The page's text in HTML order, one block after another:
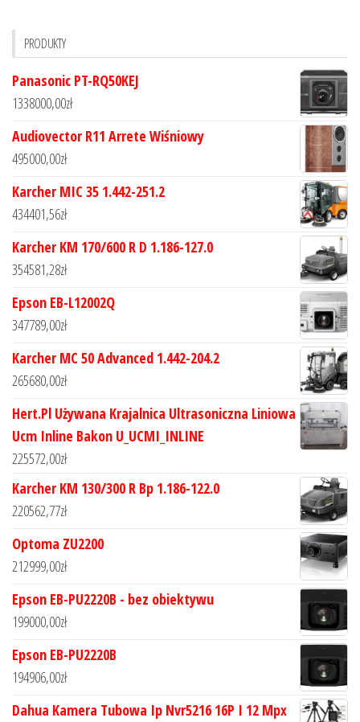
PRODUKTY
Panasonic PT-RQ50KEJ
1338000,00zł
Audiovector R11 Arrete Wiśniowy
495000,00zł
Karcher MIC 35 1.442-251.2
434401,56zł
Karcher KM 170/600 R D 1.186-127.0
354581,28zł
Epson EB-L12002Q
347789,00zł
Karcher MC 50 Advanced 1.442-204.2
265680,00zł
Hert.Pl Używana Krajalnica Ultrasoniczna Liniowa
Ucm Inline Bakon U_UCMI_INLINE
225572,00zł
Karcher KM 130/300 R Bp 1.186-122.0
220562,77zł
Optoma ZU2200
212999,00zł
Epson EB-PU2220B - bez obiektywu
199000,00zł
Epson EB-PU2220B
194906,00zł
Dahua Kamera Tubowa Ip Nvr5216 16P I 12 Mpx